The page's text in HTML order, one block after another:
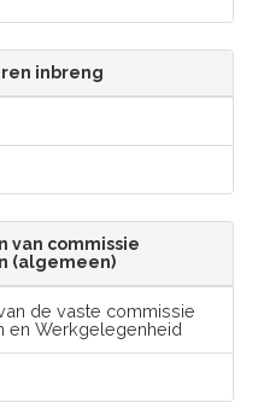
inbreng
van commissie
(algemeen)
de vaste commissie
en Werkgelegenheid